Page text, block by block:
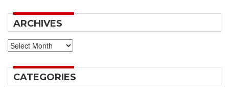
ARCHIVES
Archives
CATEGORIES